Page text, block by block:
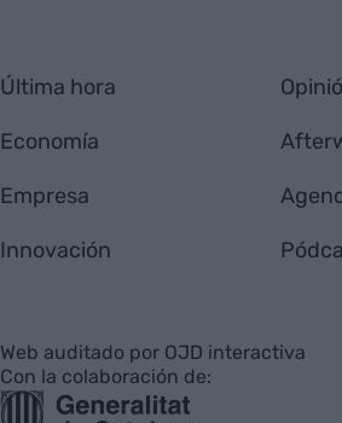
Última hora
Economía
Empresa
Innovación
Web auditado por OJD interactiva
Con la colaboración de: